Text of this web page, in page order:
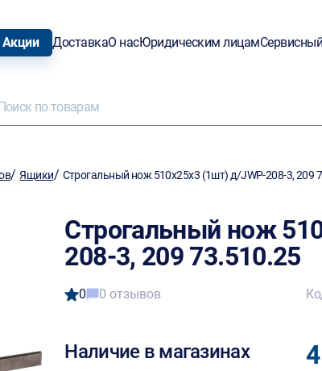
Акции ДоставкаО насЮридическим лицам
/Ящики/ Строгальный нож 510х25х3 (1шт) д/JWP-208-3, 209
Строгальный нож
208-3, 209 73.510.25
0 0 отзывов
Наличие в магазинах